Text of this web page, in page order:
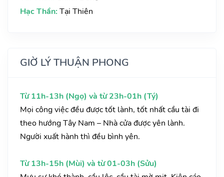
Hạc Thần: Tại Thiên
GIỜ LÝ THUẬN PHONG
Từ 11h-13h (Ngọ) và từ 23h-01h (Tý)
Mọi công việc đều được tốt lành, tốt nhất cầu tài đi
theo hướng Tây Nam – Nhà cửa được yên lành.
Người xuất hành thì đều bình yên.
Từ 13h-15h (Mùi) và từ 01-03h (Sửu)